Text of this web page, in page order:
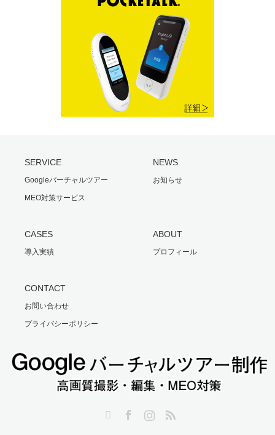
SERVICE
Googleバーチャルツアー
MEO対策サービス
NEWS
お知らせ
CASES
導入実績
ABOUT
プロフィール
CONTACT
お問い合わせ
プライバシーポリシー